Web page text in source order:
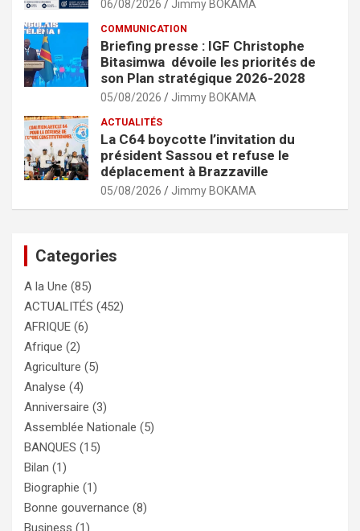
06/08/2026 Jimmy BOKAMA
COMMUNICATION
Briefing presse : IGF Christophe
Bitasimwa dévoile les priorités de
son Plan stratégique 2026-2028
05/08/2026 Jimmy BOKAMA
ACTUALITÉS
La C64 boycotte l’invitation du
président Sassou et refuse le
déplacement à Brazzaville
05/08/2026 Jimmy BOKAMA
Categories
A la Une (85)
ACTUALITÉS (452)
AFRIQUE (6)
Afrique (2)
Agriculture (5)
Analyse (4)
Anniversaire (3)
Assemblée Nationale (5)
BANQUES (15)
Bilan (1)
Biographie (1)
Bonne gouvernance (8)
Business (1)